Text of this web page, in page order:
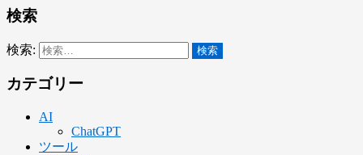
検索
検索:
カテゴリー
AI
ChatGPT
ツール